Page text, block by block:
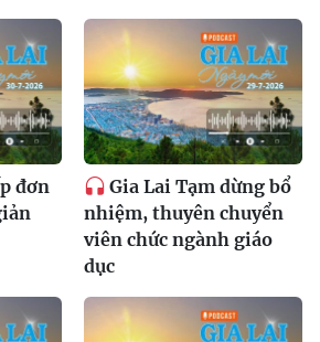
đơn
Gia Lai Tạm dừng bổ
nhiệm, thuyên chuyển
viên chức ngành giáo
dục